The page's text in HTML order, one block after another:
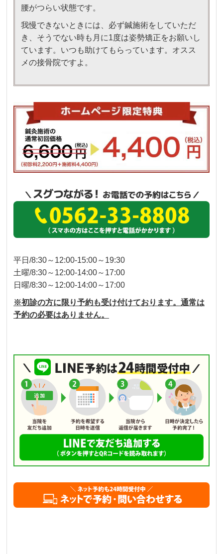
腰がつらい状態です。
我慢できないときには、必ず鍼施術をしていただ
き、そうでない時も月に1度は姿勢矯正をお願いし
ています。いつも助けてもらっています。オスス
メの接骨院ですよ。
平日/8:30～12:00-15:00～19:30
土曜/8:30～12:00-14:00～17:00
日曜/8:30～12:00-14:00～17:00
※初診の方に限り予約も受け付けております。通常は
予約の必要はありません。